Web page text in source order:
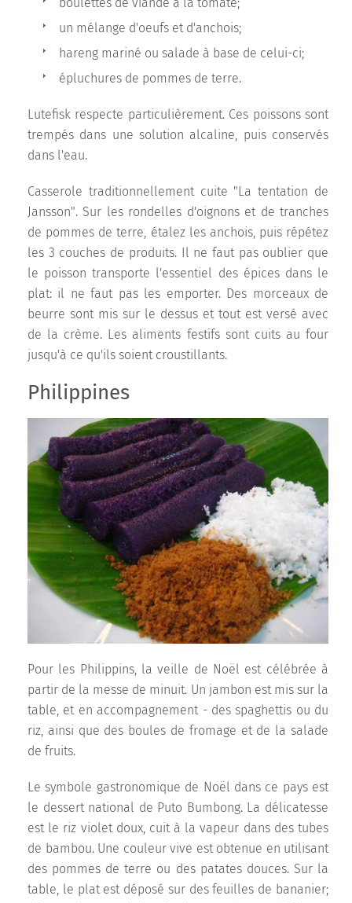
boulettes de viande à la tomate;
un mélange d'oeufs et d'anchois;
hareng mariné ou salade à base de celui-ci;
épluchures de pommes de terre.
Lutefisk respecte particulièrement. Ces poissons sont
trempés dans une solution alcaline, puis conservés
dans l'eau.
Casserole traditionnellement cuite "La tentation de
Jansson". Sur les rondelles d'oignons et de tranches
de pommes de terre, étalez les anchois, puis répétez
les 3 couches de produits. Il ne faut pas oublier que
le poisson transporte l'essentiel des épices dans le
plat: il ne faut pas les emporter. Des morceaux de
beurre sont mis sur le dessus et tout est versé avec
de la crème. Les aliments festifs sont cuits au four
jusqu'à ce qu'ils soient croustillants.
Philippines
Pour les Philippins, la veille de Noël est célébrée à
partir de la messe de minuit. Un jambon est mis sur la
table, et en accompagnement - des spaghettis ou du
riz, ainsi que des boules de fromage et de la salade
de fruits.
Le symbole gastronomique de Noël dans ce pays est
le dessert national de Puto Bumbong. La délicatesse
est le riz violet doux, cuit à la vapeur dans des tubes
de bambou. Une couleur vive est obtenue en utilisant
des pommes de terre ou des patates douces. Sur la
table, le plat est déposé sur des feuilles de bananier;